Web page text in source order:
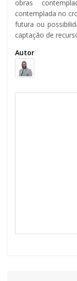
obras
contemplada no
futura ou
captação de
Autor